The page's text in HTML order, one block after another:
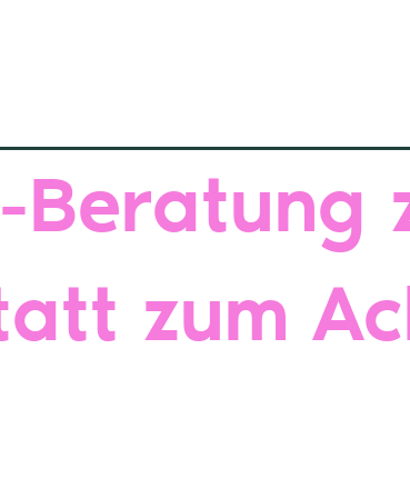
Beratung
zum